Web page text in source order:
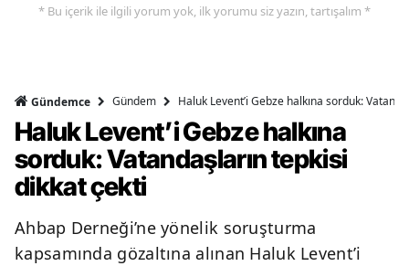
* Bu içerik ile ilgili yorum yok, ilk yorumu siz yazın, tartışalım *
Gündemce Gündem Haluk Levent’i Gebze halkına sorduk:
Haluk Levent’i Gebze halkına
sorduk: Vatandaşların tepkisi
dikkat çekti
Ahbap Derneği’ne yönelik soruşturma
kapsamında gözaltına alınan Haluk Levent’i